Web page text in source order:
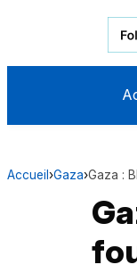
Accueil ›Gaza›Gaza :